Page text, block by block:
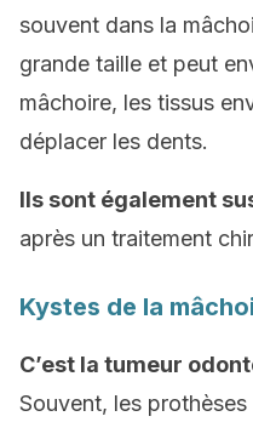
souvent dans la
grande taille et peut
mâchoire, les tissus
déplacer les dents.
Ils sont également
après un traitement
Kystes de la
C’est la tumeur
Souvent, les